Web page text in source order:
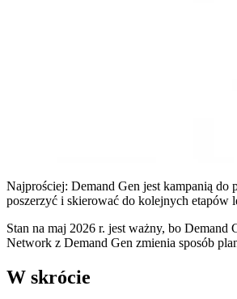
Najprościej: Demand Gen jest kampanią do
poszerzyć i skierować do kolejnych etapów
Stan na maj 2026 r. jest ważny, bo
Network z Demand Gen zmienia sposób
W skrócie